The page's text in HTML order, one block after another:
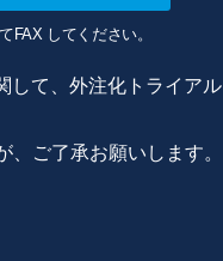
FAX してください。
して、外注化トライアル
ご了承お願いします。